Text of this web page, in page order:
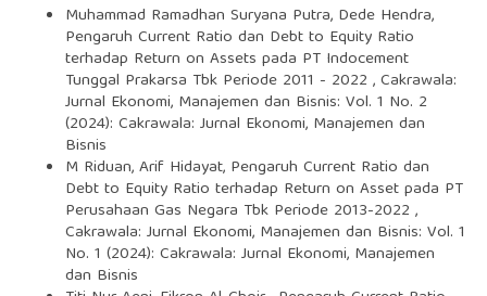
Muhammad Ramadhan Suryana Putra, Dede Hendra,
Pengaruh Current Ratio dan Debt to Equity Ratio
terhadap Return on Assets pada PT Indocement
Tunggal Prakarsa Tbk Periode 2011 - 2022 ,Cakrawala:
Jurnal Ekonomi, Manajemen dan Bisnis: Vol. 1 No. 2
(2024): Cakrawala: Jurnal Ekonomi, Manajemen dan
Bisnis
M Riduan, Arif Hidayat, Pengaruh Current Ratio dan
Debt to Equity Ratio terhadap Return on Asset pada PT
Perusahaan Gas Negara Tbk Periode 2013-2022 ,
Cakrawala: Jurnal Ekonomi, Manajemen dan Bisnis: Vol. 1
No. 1 (2024): Cakrawala: Jurnal Ekonomi, Manajemen
dan Bisnis